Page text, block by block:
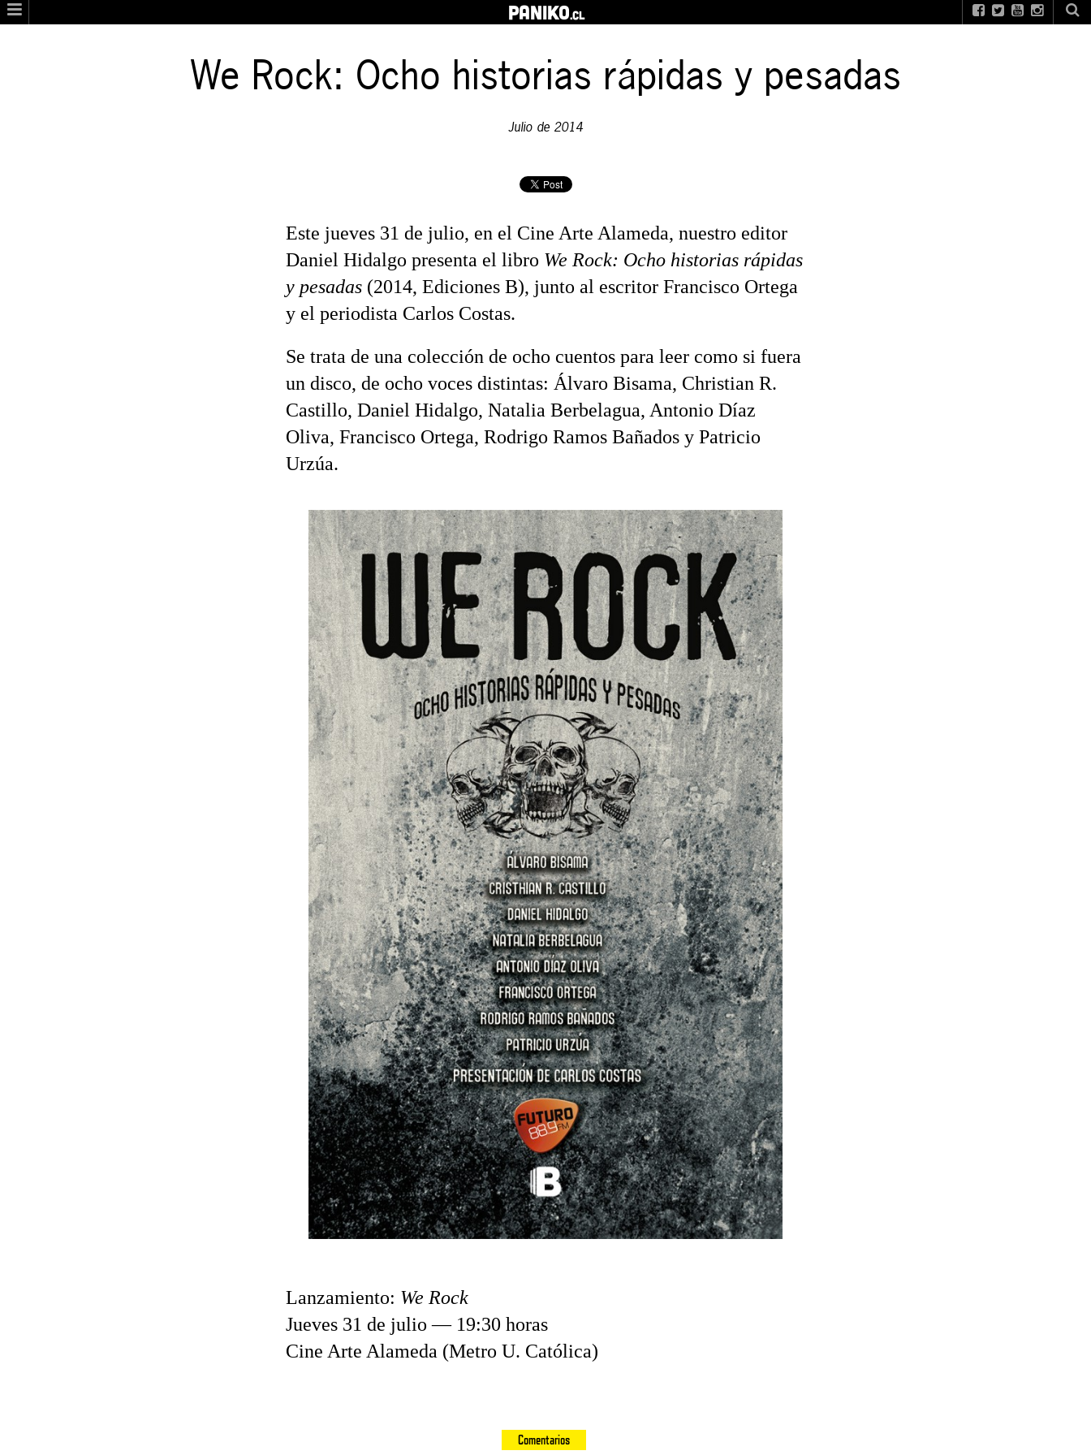
PANIKO.cl
We Rock: Ocho historias rápidas y pesadas
Julio de 2014
Este jueves 31 de julio, en el Cine Arte Alameda, nuestro editor
Daniel Hidalgo presenta el libro We Rock: Ocho historias rápidas
y pesadas (2014, Ediciones B), junto al escritor Francisco Ortega
y el periodista Carlos Costas.
Se trata de una colección de ocho cuentos para leer como si fuera
un disco, de ocho voces distintas: Álvaro Bisama, Christian R.
Castillo, Daniel Hidalgo, Natalia Berbelagua, Antonio Díaz
Oliva, Francisco Ortega, Rodrigo Ramos Bañados y Patricio
Urzúa.
Lanzamiento: We Rock
Jueves 31 de julio — 19:30 horas
Cine Arte Alameda (Metro U. Católica)
Comentarios